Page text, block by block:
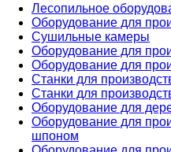
Лесопильное
Оборудование для
Сушильные камеры
Оборудование для
Оборудование для
Станки для
Станки для
Оборудование для
Оборудование для
шпоном